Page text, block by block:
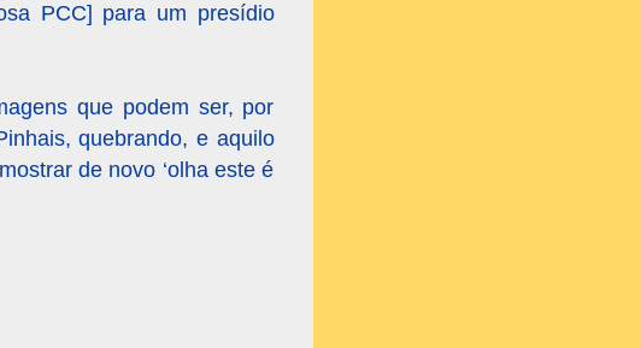
PCC] para um presídio
que podem ser, por
quebrando, e aquilo
de novo ‘olha este é